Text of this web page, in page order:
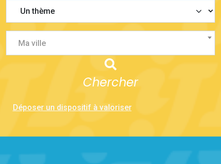
Ma ville
Chercher
Déposer un dispositif à valoriser